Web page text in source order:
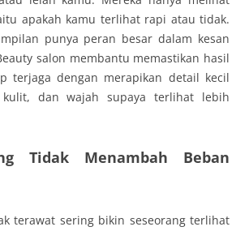
apakah kamu terlihat rapi atau tidak.
punya peran besar dalam kesan
salon membantu memastikan hasil
terjaga dengan merapikan detail kecil
dan wajah supaya terlihat lebih
Tidak Menambah Beban
terawat sering bikin seseorang terlihat